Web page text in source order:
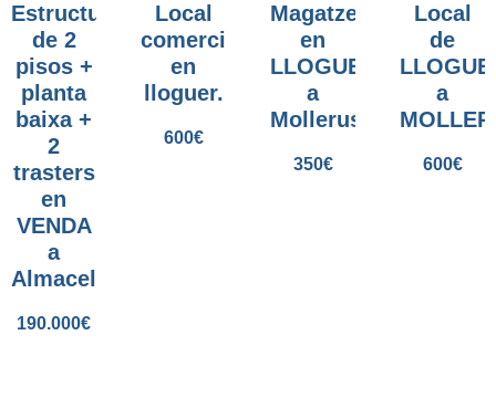
Estructura
de 2
pisos +
planta
baixa +
2
trasters
en
VENDA
a
Almacelles.
190.000€
Local
comercial
en
lloguer.
600€
Magatzem
en
LLOGUER
a
Mollerussa.
350€
Local
de
a
600€